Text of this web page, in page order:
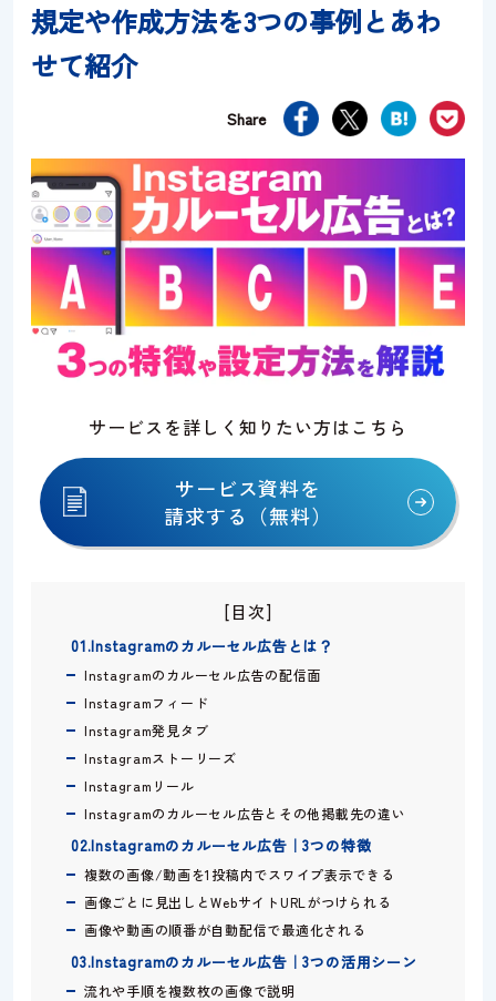
会社情報
お問い合わせ
規定や作成方法を3つの事例とあわ
せて紹介
Share
サービスを詳しく知りたい方はこちら
サービス資料を
請求する（無料）
[目次]
01.Instagramのカルーセル広告とは？
Instagramのカルーセル広告の配信面
Instagramフィード
Instagram発見タブ
Instagramストーリーズ
Instagramリール
Instagramのカルーセル広告とその他掲載先の違い
02.Instagramのカルーセル広告｜3つの特徴
複数の画像/動画を1投稿内でスワイプ表示できる
画像ごとに見出しとWebサイトURLがつけられる
画像や動画の順番が自動配信で最適化される
03.Instagramのカルーセル広告｜3つの活用シーン
流れや手順を複数枚の画像で説明